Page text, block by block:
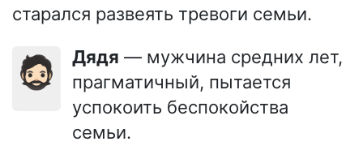
старался развеять тревоги семьи.
🧔🏻 Дядя — мужчина средних лет,
прагматичный, пытается
успокоить беспокойства
семьи.